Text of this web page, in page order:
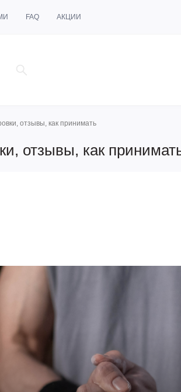
FAQ АКЦИИ
отзывы, как принимать
отзывы, как